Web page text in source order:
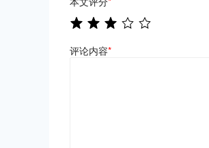
评论内容*